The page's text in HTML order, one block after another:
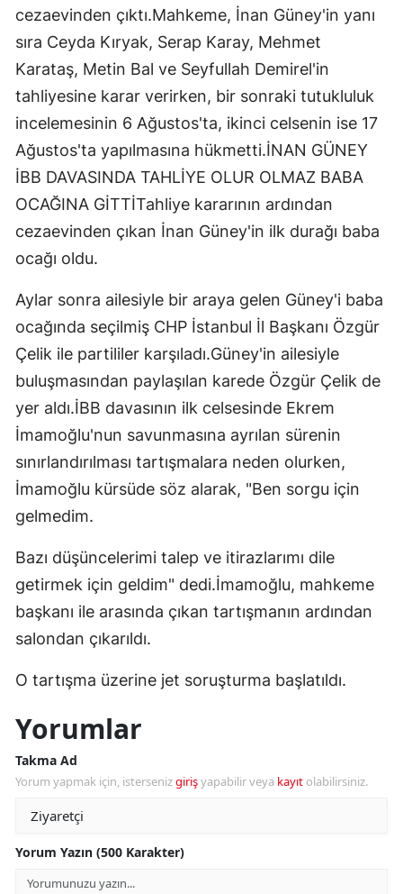
cezaevinden çıktı.Mahkeme, İnan Güney'in yanı
sıra Ceyda Kıryak, Serap Karay, Mehmet
Karataş, Metin Bal ve Seyfullah Demirel'in
tahliyesine karar verirken, bir sonraki tutukluluk
incelemesinin 6 Ağustos'ta, ikinci celsenin ise 17
Ağustos'ta yapılmasına hükmetti.İNAN GÜNEY
İBB DAVASINDA TAHLİYE OLUR OLMAZ BABA
OCAĞINA GİTTİTahliye kararının ardından
cezaevinden çıkan İnan Güney'in ilk durağı baba
ocağı oldu.
Aylar sonra ailesiyle bir araya gelen Güney'i baba
ocağında seçilmiş CHP İstanbul İl Başkanı Özgür
Çelik ile partililer karşıladı.Güney'in ailesiyle
buluşmasından paylaşılan karede Özgür Çelik de
yer aldı.İBB davasının ilk celsesinde Ekrem
İmamoğlu'nun savunmasına ayrılan sürenin
sınırlandırılması tartışmalara neden olurken,
İmamoğlu kürsüde söz alarak, "Ben sorgu için
gelmedim.
Bazı düşüncelerimi talep ve itirazlarımı dile
getirmek için geldim" dedi.İmamoğlu, mahkeme
başkanı ile arasında çıkan tartışmanın ardından
salondan çıkarıldı.
O tartışma üzerine jet soruşturma başlatıldı.
Yorumlar
Takma Ad
Yorum yapmak için, istersenizgirişyapabilir veya kayıt olabilirsiniz.
Yorum Yazın (500 Karakter)